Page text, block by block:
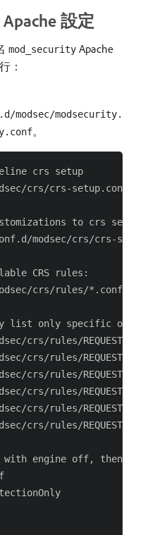
設定
mod_security Apache
：
modsec/modsecurity.
。
crs setup
crs/crs-setup.conf
to crs setup
modsec/crs/crs-
CRS rules:
crs/rules/*.conf
list only specific ones
crs/rules/REQUEST-900-
crs/rules/REQUEST-901-
crs/rules/REQUEST-905-
crs/rules/REQUEST-910-
crs/rules/REQUEST-912-
crs/rules/REQUEST-949-
engine off, then switch